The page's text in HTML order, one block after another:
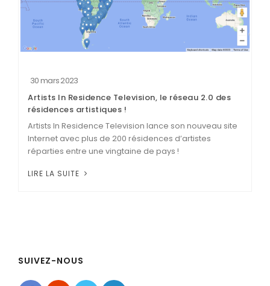
30 mars 2023
Artists In Residence Television, le réseau 2.0 des
résidences artistiques !
Artists In Residence Television lance son nouveau site
Internet avec plus de 200 résidences d’artistes
réparties entre une vingtaine de pays !
LIRE LA SUITE
SUIVEZ-NOUS